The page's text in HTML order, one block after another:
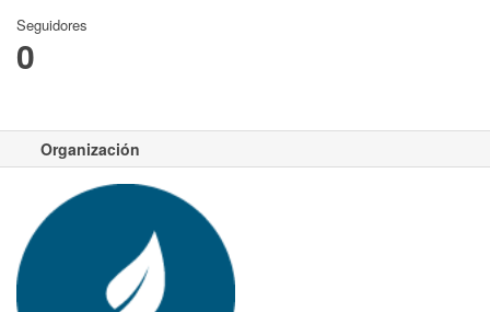
Seguidores
0
Organización